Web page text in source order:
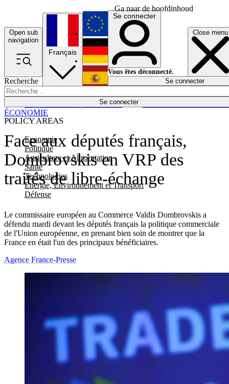
Ga naar de hoofdinhoud
Open sub
navigation
Close menu
Recherche
Se connecter
POLICY AREAS
Economie
Politique
Agriculture et Alimentation
Santé
Technologies
Energie, Environnement et Transport
Défense
Économie
Français
English
Deutsch
Español
Se connecter
Vous êtes déconnecté.
Se connecter
Face aux députés français,
Dombrovskis en VRP des
traités de libre-échange
Le commissaire européen au Commerce Valdis Dombrovskis a
défendu mardi devant les députés français la politique commerciale
de l'Union européenne, en prenant bien soin de montrer que la
France en était l'un des principaux bénéficiaires.
ÉCONOMIE
Agence France-Presse